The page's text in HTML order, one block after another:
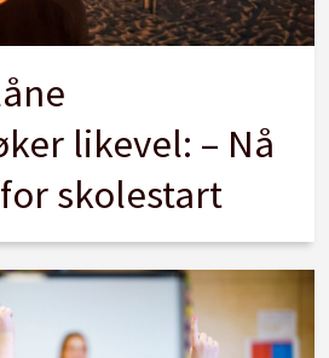
likevel: – Nå
skolestart